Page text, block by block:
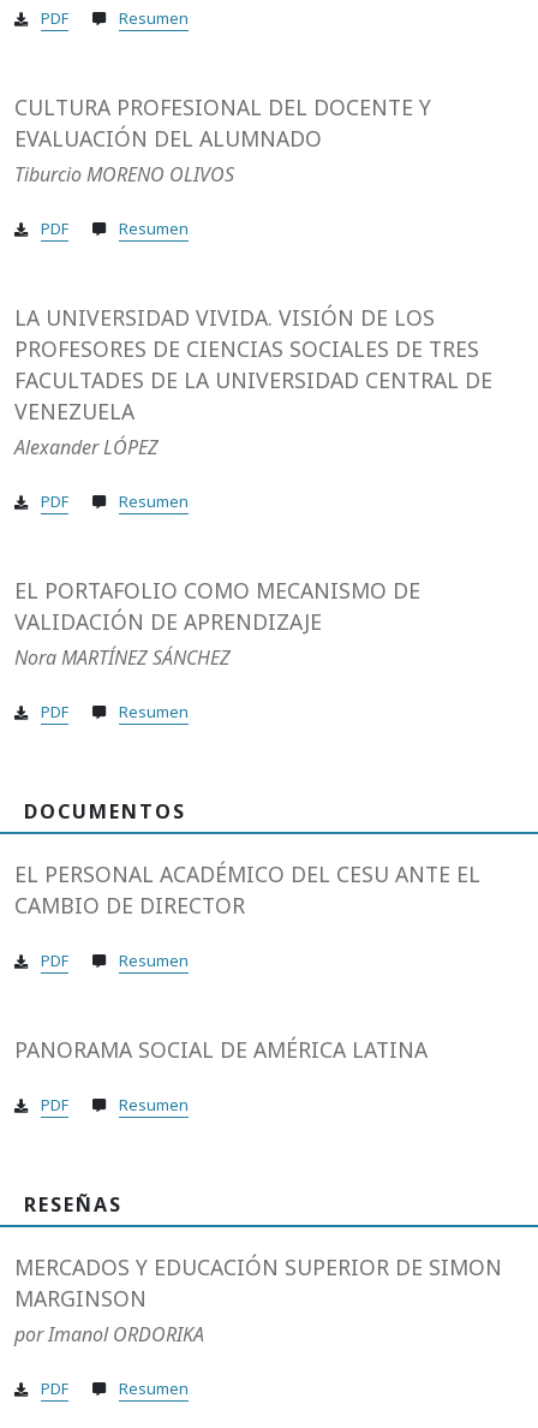
PDF Resumen
CULTURA PROFESIONAL DEL DOCENTE Y
EVALUACIÓN DEL ALUMNADO
Tiburcio MORENO OLIVOS
PDF Resumen
LA UNIVERSIDAD VIVIDA. VISIÓN DE LOS
PROFESORES DE CIENCIAS SOCIALES DE TRES
FACULTADES DE LA UNIVERSIDAD CENTRAL DE
VENEZUELA
Alexander LÓPEZ
PDF Resumen
EL PORTAFOLIO COMO MECANISMO DE
VALIDACIÓN DE APRENDIZAJE
Nora MARTÍNEZ SÁNCHEZ
PDF Resumen
DOCUMENTOS
EL PERSONAL ACADÉMICO DEL CESU ANTE EL
CAMBIO DE DIRECTOR
PDF Resumen
PANORAMA SOCIAL DE AMÉRICA LATINA
PDF Resumen
RESEÑAS
MERCADOS Y EDUCACIÓN SUPERIOR DE SIMON
MARGINSON
por Imanol ORDORIKA
PDF Resumen